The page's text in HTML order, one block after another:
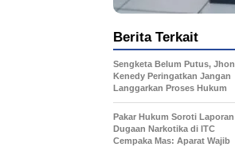
Berita Terkait
Sengketa Belum Putus, Jhon
Kenedy Peringatkan Jangan
Langgarkan Proses Hukum
Pakar Hukum Soroti Laporan
Dugaan Narkotika di ITC
Cempaka Mas: Aparat Wajib